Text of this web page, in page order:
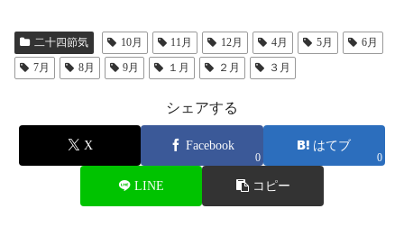
二十四節気 10月 11月 12月 4月 5月
6月
7月
8月 9月 １月 ２月 ３月
シェアする
X Facebook
0
はてブ
0
LINE コピー